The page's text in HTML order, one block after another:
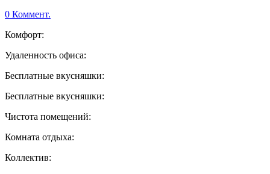
0 Коммент.
Комфорт:
Удаленность офиса:
Бесплатные вкусняшки:
Бесплатные вкусняшки:
Чистота помещений:
Комната отдыха:
Коллектив: